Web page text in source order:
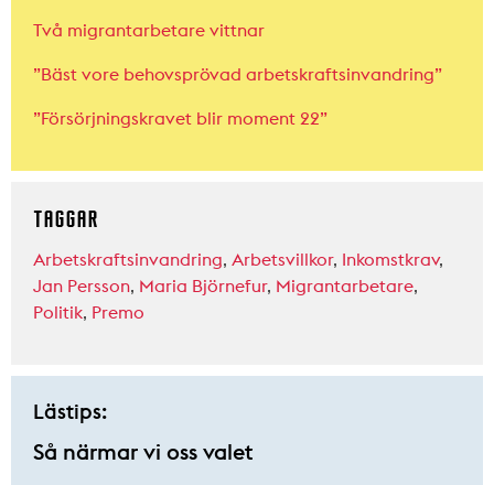
Två migrantarbetare vittnar
”Bäst vore behovsprövad arbetskraftsinvandring”
”Försörjningskravet blir moment 22”
TAGGAR
Arbetskraftsinvandring, Arbetsvillkor, Inkomstkrav,
Jan Persson, Maria Björnefur, Migrantarbetare,
Politik, Premo
Lästips:
Så närmar vi oss valet